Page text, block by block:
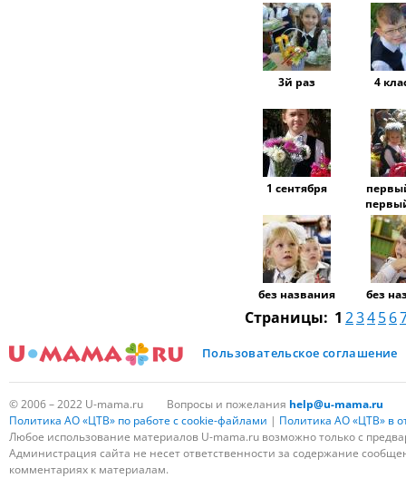
3й раз 4
1 сентября
без названия без
Страницы: 1 23456
Пользовательское соглашение
© 2006 – 2022 U-mama.ru Вопросы и пожелания help@u-mama.ru
Политика АО «ЦТВ» по работе с cookie-файлами | Политика АО «ЦТВ» в
Любое использование материалов U-mama.ru возможно только с
Администрация сайта не несет ответственности за содержание
комментариях к материалам.